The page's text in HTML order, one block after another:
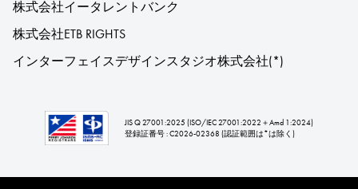
株式会社イータレントバンク
株式会社ETB RIGHTS
インターフェイスデザインスタジオ株式会社(*)
JIS Q 27001:2025 (ISO/IEC 27001:2022＋Amd 1:2024)
登録証番号 : C2026-02368 (認証範囲は*は除く)